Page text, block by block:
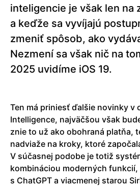
inteligencie je však len na
a keďže sa vyvíjajú
zmeniť spôsob, ako
Nezmení sa však nič na
2025 uvidíme iOS 19.
Ten má priniesť ďalšie novinky v
Intelligence, najväčšou však
znie to už ako obohraná platňa,
nadviaže na kroky, ktoré
V súčasnej podobe je totiž
kombináciou moderných
s ChatGPT a viacmenej starou